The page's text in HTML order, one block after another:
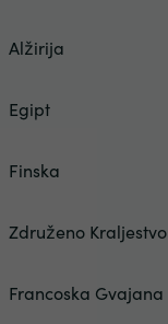
Alžirija
Egipt
Finska
Združeno Kraljestvo
Francoska Gvajana